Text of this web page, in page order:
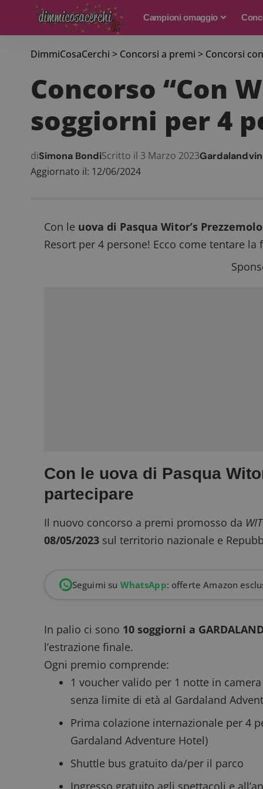
Campioni omaggio
DimmiCosaCerchi > Concorsi a premi > Concorsi
Concorso “Con
soggiorni per 4
Aggiornato il: 12/06/2024
diSimona BondiScritto il 3 Marzo 2023Gardaland
Con le uova di Pasqua Witor’s Prezzemolo
Resort per 4 persone! Ecco come tentare la
Con le uova di Pasqua
partecipare
Il nuovo concorso a premi promosso da
08/05/2023 sul territorio nazionale e
Seguimi su WhatsApp: offerte Amazon
In palio ci sono 10 soggiorni a
l’estrazione finale.
Ogni premio comprende:
1 voucher valido per 1 notte in
senza limite di età al Gardaland
Prima colazione internazionale per 4
Gardaland Adventure Hotel)
Shuttle bus gratuito da/per il parco
Ingresso gratuito agli spettacoli e